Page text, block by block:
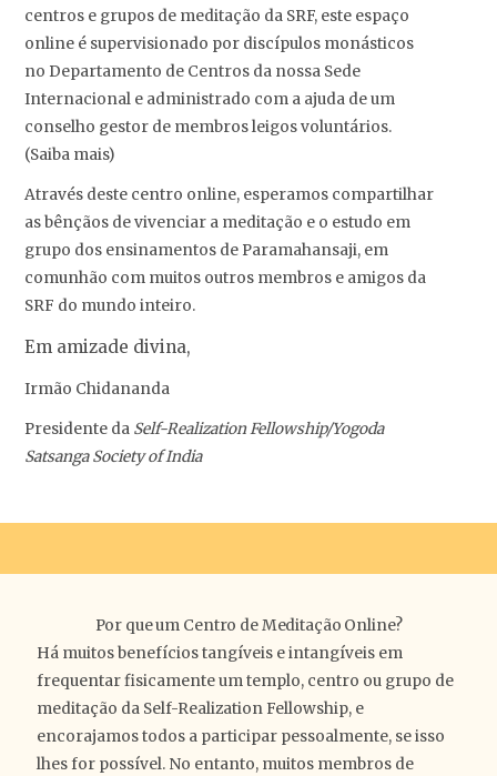
centros e grupos de meditação da SRF, este espaço
online é supervisionado por discípulos monásticos
no Departamento de Centros da nossa Sede
Internacional e administrado com a ajuda de um
conselho gestor de membros leigos voluntários.
(Saiba mais)
Através deste centro online, esperamos compartilhar
as bênçãos de vivenciar a meditação e o estudo em
grupo dos ensinamentos de Paramahansaji, em
comunhão com muitos outros membros e amigos da
SRF do mundo inteiro.
Em amizade divina,
Irmão Chidananda
Presidente da Self-Realization Fellowship/Yogoda
Satsanga Society of India
Por que um Centro de Meditação Online?
Há muitos benefícios tangíveis e intangíveis em
frequentar fisicamente um templo, centro ou grupo de
meditação da Self-Realization Fellowship, e
encorajamos todos a participar pessoalmente, se isso
lhes for possível. No entanto, muitos membros de